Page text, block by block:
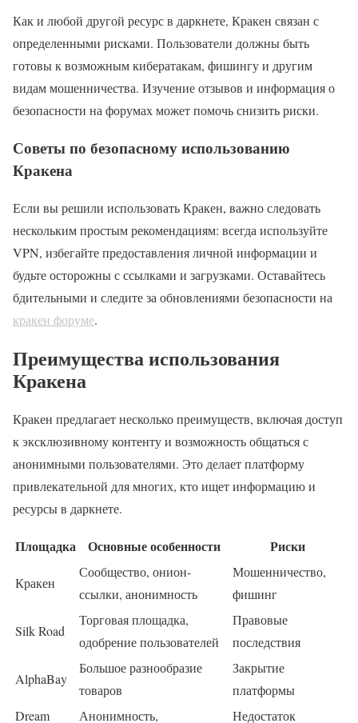
Как и любой другой ресурс в даркнете, Кракен связан с
определенными рисками. Пользователи должны быть
готовы к возможным кибератакам, фишингу и другим
видам мошенничества. Изучение отзывов и информация о
безопасности на форумах может помочь снизить риски.
Советы по безопасному использованию
Кракена
Если вы решили использовать Кракен, важно следовать
нескольким простым рекомендациям: всегда используйте
VPN, избегайте предоставления личной информации и
будьте осторожны с ссылками и загрузками. Оставайтесь
бдительными и следите за обновлениями безопасности на
кракен форуме.
Преимущества использования
Кракена
Кракен предлагает несколько преимуществ, включая доступ
к эксклюзивному контенту и возможность общаться с
анонимными пользователями. Это делает платформу
привлекательной для многих, кто ищет информацию и
ресурсы в даркнете.
Площадка Основные особенности Риски
Кракен
Сообщество, онион-
ссылки, анонимность
Мошенничество,
фишинг
Silk Road
Торговая площадка,
одобрение пользователей
Правовые
последствия
AlphaBay
Большое разнообразие
товаров
Закрытие
платформы
Dream
Анонимность, Недостаток